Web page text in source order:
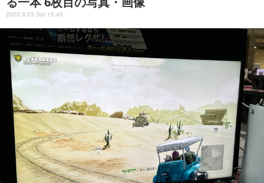
2023.9.23 Sat 15:45